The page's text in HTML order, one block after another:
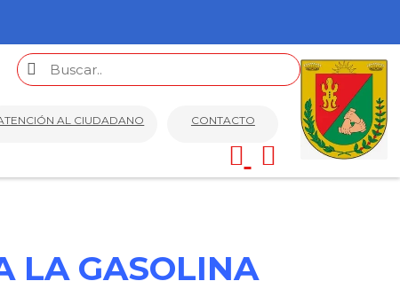
AL CIUDADANO CONTACTO
LA GASOLINA